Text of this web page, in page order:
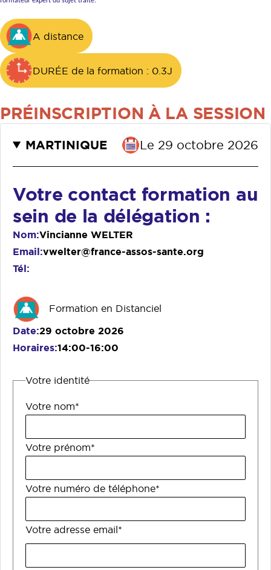
A distance
DURÉE de la formation : 0.3J
PRÉINSCRIPTION À LA SESSION
MARTINIQUE Le 29 octobre 2026
Votre contact formation au
sein de la délégation :
Nom Vincianne WELTER
Email vwelter@france-assos-sante.org
Tél
Formation en Distanciel
Date 29 octobre 2026
Horaires 14:00-16:00
Votre identité
Votre nom*
Votre prénom*
Votre numéro de téléphone*
Votre adresse email*